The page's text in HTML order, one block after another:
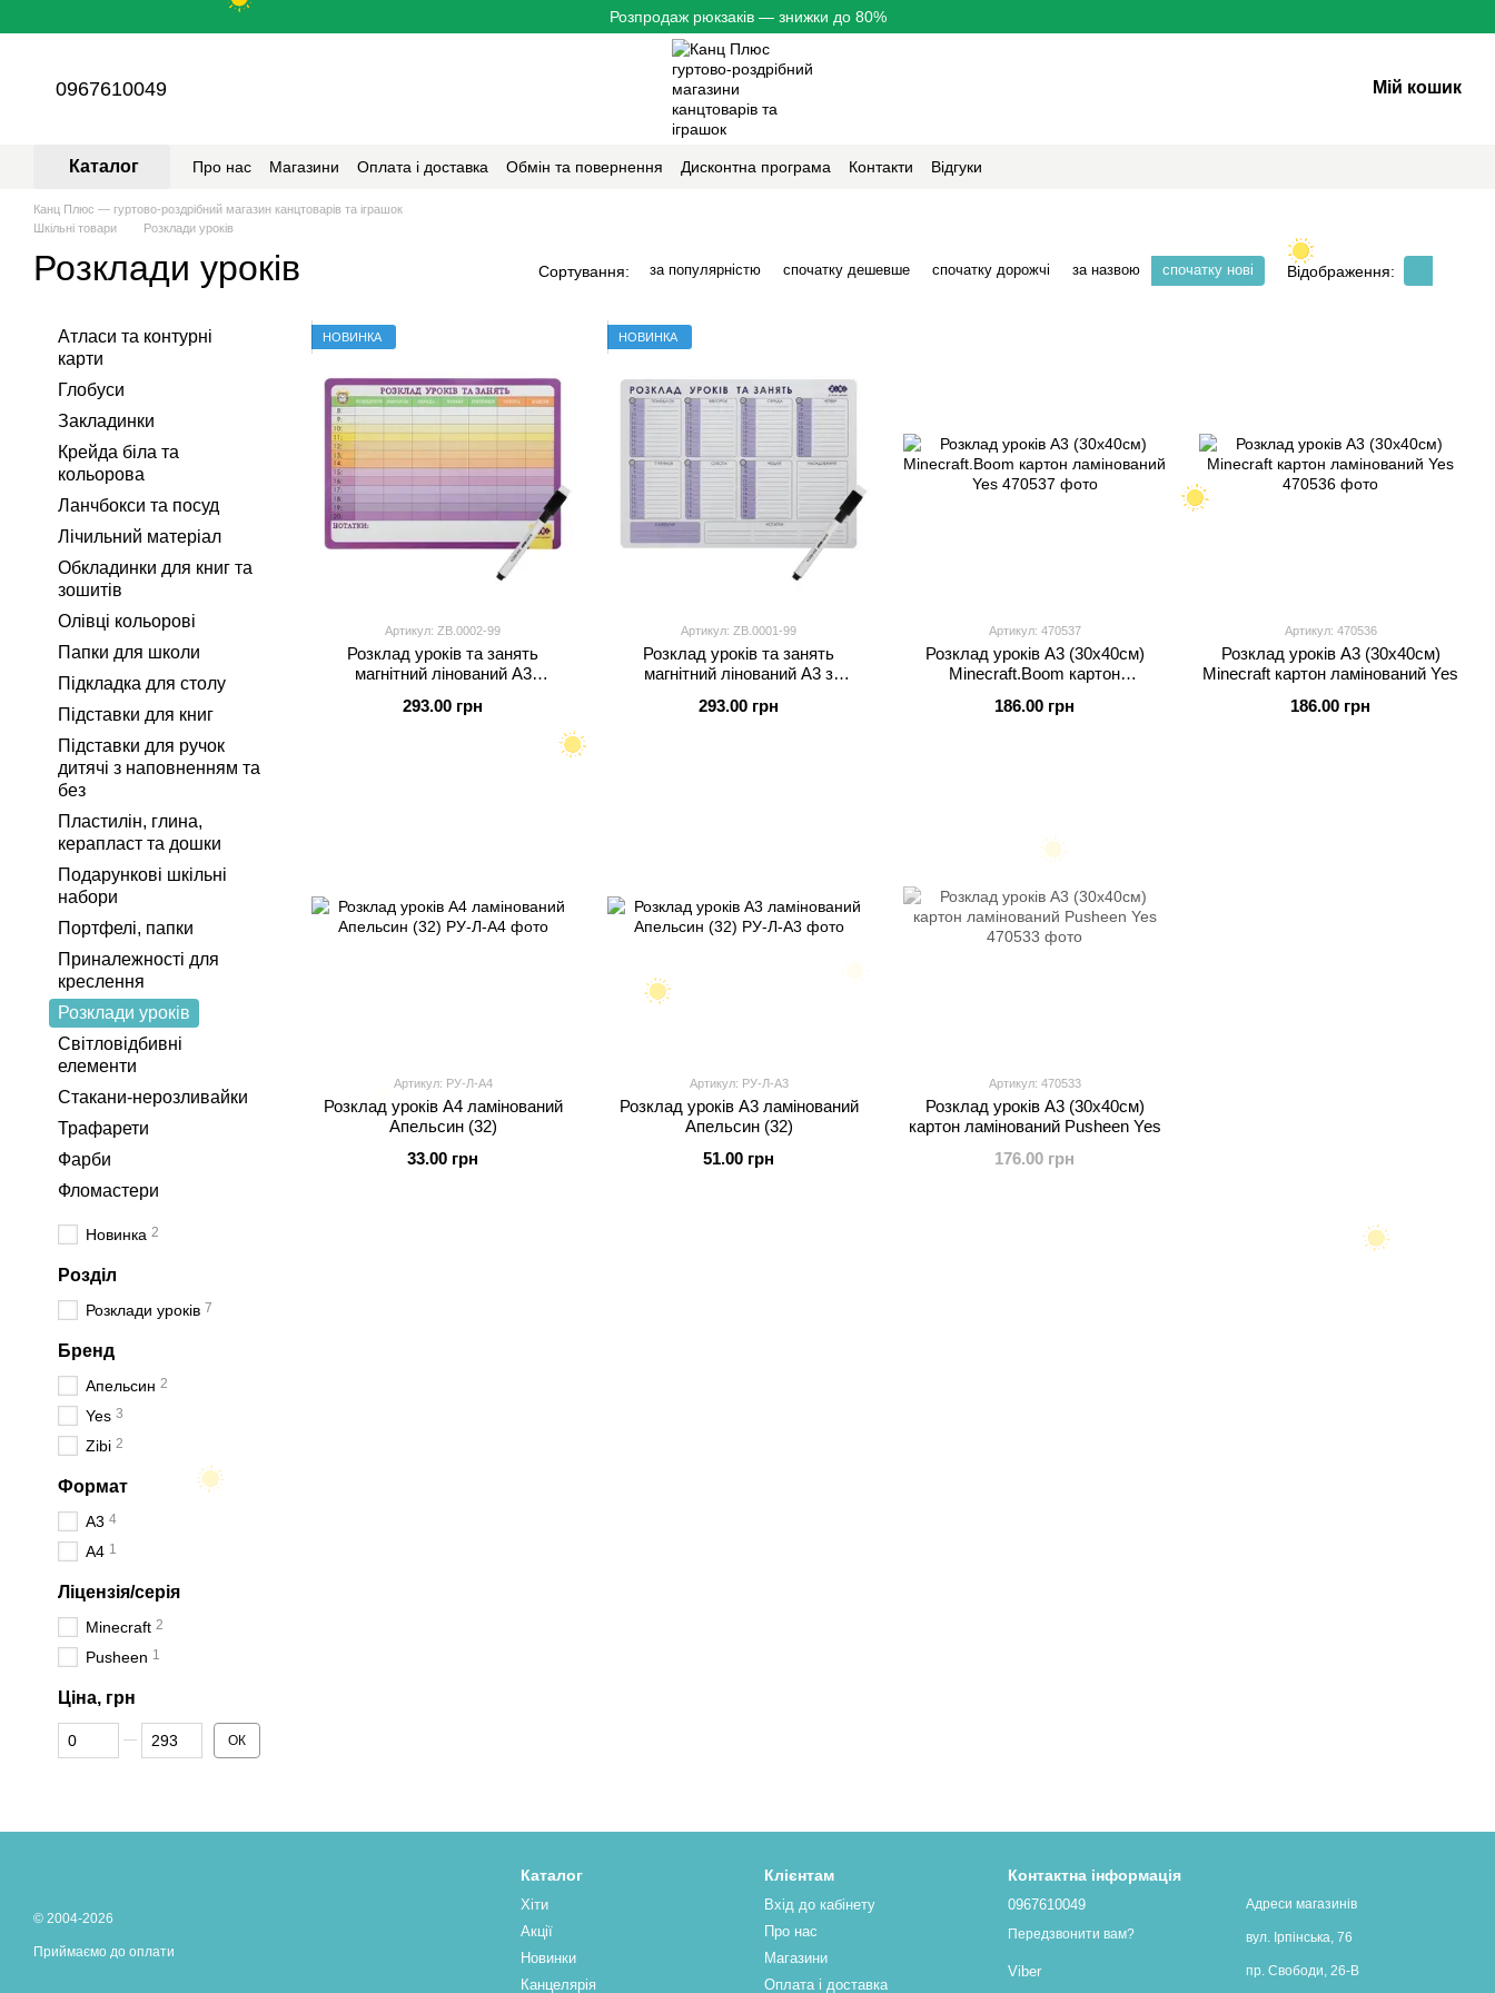
Перейти до основного контенту Розпродаж рюкзаків — знижки до 80%
0967610049 Мій кошик
Каталог Про нас Магазини Оплата і доставка Обмін та повернення Дисконтна програма Контакти Відгуки
Канц Плюс — гуртово-роздрібний магазин канцтоварів та іграшок
Шкільні товари
Розклади уроків
Розклади уроків Сортування: за популярністю спочатку дешевше спочатку дорожчі за назвою спочатку нові Відображення:
НОВИНКА
Артикул: ZB.0002-99
Розклад уроків та занять
магнітний лінований А3
дошок Zibi
293.00 грн
НОВИНКА
Артикул: ZB.0001-99
Розклад уроків та занять
магнітний лінований А3 з
293.00 грн
Артикул: 470537
Розклад уроків А3 (30х40см)
Minecraft.Boom картон
186.00 грн
Артикул: 470536
Розклад уроків А3 (30х40см)
Minecraft картон ламінований Yes
186.00 грн
Артикул: РУ-Л-А4
Розклад уроків А4 ламінований
Апельсин (32)
33.00 грн
Артикул: РУ-Л-А3
Розклад уроків А3 ламінований
Апельсин (32)
51.00 грн
Артикул: 470533
Розклад уроків А3 (30х40см)
картон ламінований Pusheen Yes
176.00 грн
Атласи та контурні
карти
Глобуси
Закладинки
Крейда біла та
кольорова
Ланчбокси та посуд
Лічильний матеріал
Обкладинки для книг та
зошитів
Олівці кольорові
Папки для школи
Підкладка для столу
Підставки для книг
Підставки для ручок
дитячі з наповненням та
без
Пластилін, глина,
керапласт та дошки
Подарункові шкільні
набори
Портфелі, папки
Приналежності для
креслення
Розклади уроків
Світловідбивні
елементи
Стакани-нерозливайки
Трафарети
Фарби
Фломастери
Новинка 2
Розділ
Розклади уроків 7
Бренд
Апельсин 2
Yes 3
Zibi 2
Формат
A3 4
A4 1
Ліцензія/серія
Minecraft 2
Pusheen 1
Ціна, грн
Від Ціна, грн
До Ціна, грн ОК
© 2004-2026
Приймаємо до оплати
Каталог
Хіти
Акції
Новинки
Канцелярія
Клієнтам
Вхід до кабінету
Про нас
Магазини
Оплата і доставка
Контактна інформація
0967610049
Передзвонити вам?
Viber
Адреси магазинів
вул. Ірпінська, 76
пр. Свободи, 26-В